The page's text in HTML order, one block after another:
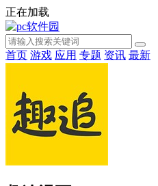
正在加载
首页 游戏 应用 专题 资讯 最新